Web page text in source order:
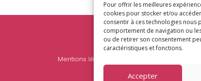
Pour offrir les meilleures
cookies pour stocker et/ou
consentir à ces technologies
comportement de navigation ou
ou de retirer son consentement
caractéristiques et fonctions.
Accepter
Mentions légales